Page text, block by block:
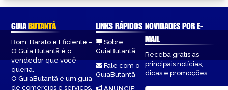
GUIABUTANTÃ
Bom, Barato e Eficiente –
O Guia Butantã é o
vendedor que você
queria.
O GuiaButantã é um guia
de comércios e serviços,
LINKS RÁPIDOS
Sobre
GuiaButantã
Fale com o
GuiaButantã
NOVIDADES POR E-
MAIL
Receba grátis as
principais notícias,
dicas e promoções